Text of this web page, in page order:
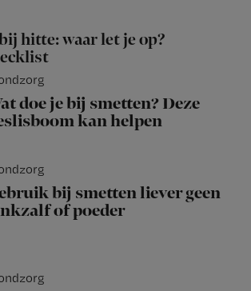
hitte: waar let je op?
doe je bij smetten? Deze
kan helpen
bij smetten liever geen
of poeder